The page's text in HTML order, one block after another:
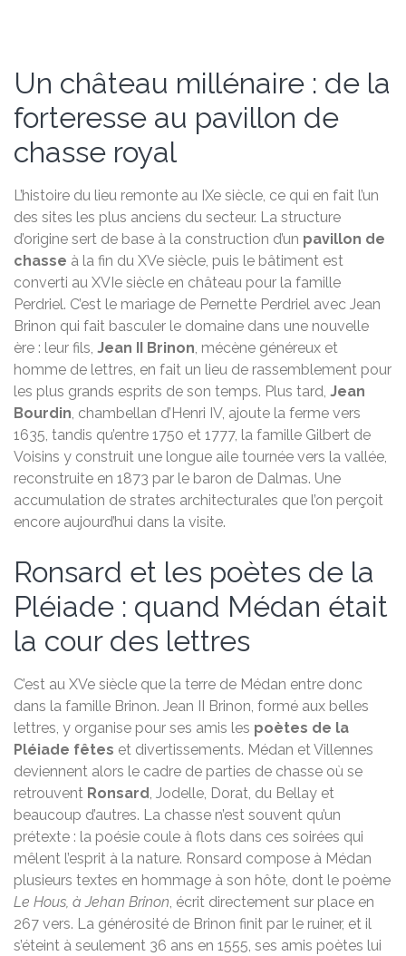
Un château millénaire : de la
forteresse au pavillon de
chasse royal
L’histoire du lieu remonte au IXe siècle, ce qui en fait l’un
des sites les plus anciens du secteur. La structure
d’origine sert de base à la construction d’un pavillon de
chasse à la fin du XVe siècle, puis le bâtiment est
converti au XVIe siècle en château pour la famille
Perdriel. C’est le mariage de Pernette Perdriel avec Jean
Brinon qui fait basculer le domaine dans une nouvelle
ère : leur fils, Jean II Brinon, mécène généreux et
homme de lettres, en fait un lieu de rassemblement pour
les plus grands esprits de son temps. Plus tard, Jean
Bourdin, chambellan d’Henri IV, ajoute la ferme vers
1635, tandis qu’entre 1750 et 1777, la famille Gilbert de
Voisins y construit une longue aile tournée vers la vallée,
reconstruite en 1873 par le baron de Dalmas. Une
accumulation de strates architecturales que l’on perçoit
encore aujourd’hui dans la visite.
Ronsard et les poètes de la
Pléiade : quand Médan était
la cour des lettres
C’est au XVe siècle que la terre de Médan entre donc
dans la famille Brinon. Jean II Brinon, formé aux belles
lettres, y organise pour ses amis les poètes de la
Pléiade fêtes et divertissements. Médan et Villennes
deviennent alors le cadre de parties de chasse où se
retrouvent Ronsard, Jodelle, Dorat, du Bellay et
beaucoup d’autres. La chasse n’est souvent qu’un
prétexte : la poésie coule à flots dans ces soirées qui
mêlent l’esprit à la nature. Ronsard compose à Médan
plusieurs textes en hommage à son hôte, dont le poème
Le Hous, à Jehan Brinon, écrit directement sur place en
267 vers. La générosité de Brinon finit par le ruiner, et il
s’éteint à seulement 36 ans en 1555, ses amis poètes lui